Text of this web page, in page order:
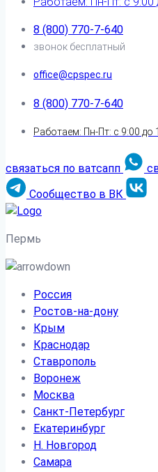
8 (800) 770-7-640
звонок бесплатный
office@cpspec.ru
8 (800) 770-7-640
Работаем: Пн-Пт: с 9:00 до
связаться по ватсапп
Сообщество в ВК
Пермь
Россия
Ростов-на-дону
Крым
Краснодар
Ставрополь
Воронеж
Москва
Санкт-Петербург
Екатеринбург
Н. Новгород
Самара